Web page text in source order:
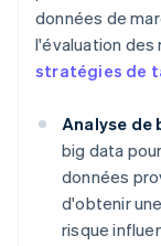
données de
l'évaluation des
stratégies de
Analyse de
big data
données
d'obtenir
risque